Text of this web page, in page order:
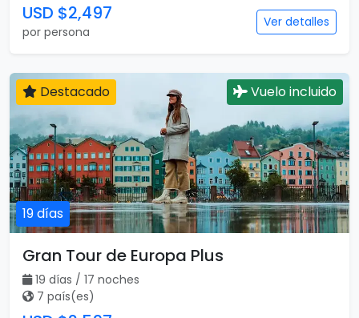
USD $2,497
por persona
Ver detalles
19 días
Destacado Vuelo incluido
Gran Tour de Europa Plus
19 días / 17 noches
7 país(es)